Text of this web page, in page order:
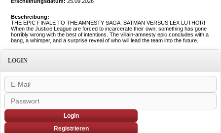
Beschreibung:
THE EPIC FINALE TO THE AMNESTY SAGA: BATMAN VERSUS LEX LUTHOR!
When the Justice League are forced to incarcerate their own, something has gone
horribly wrong with the best of intentions. The villain-amnesty epic concludes with a
bang, a whimper, and a surprise reveal of who will lead the team into the future.
LOGIN
Login
Registrieren